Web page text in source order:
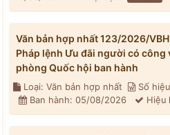
Văn bản hợp nhất 123/2026/
Pháp lệnh Ưu đãi người có công
phòng Quốc hội ban hành
Loại: Văn bản hợp nhất
Số
Ban hành: 05/08/2026
Hiệu